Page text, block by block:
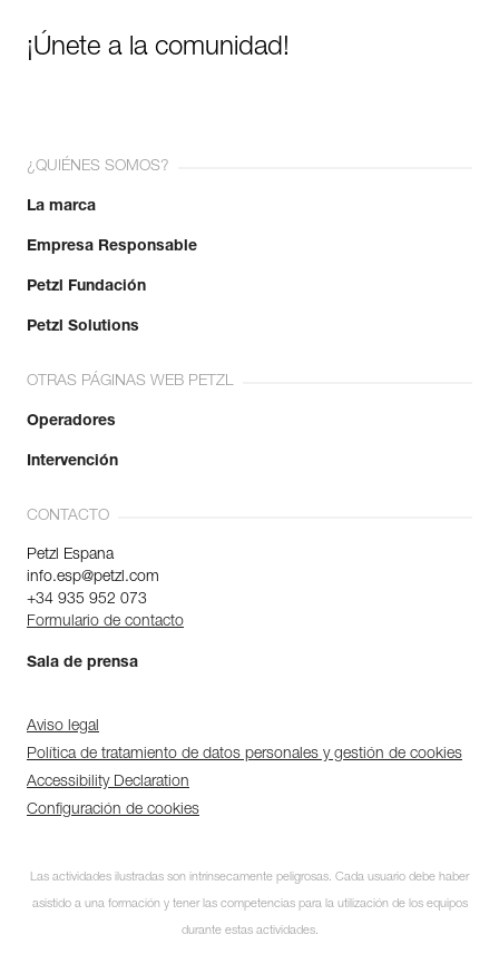
¡Únete a la comunidad!
¿QUIÉNES SOMOS?
La marca
Empresa Responsable
Petzl Fundación
Petzl Solutions
OTRAS PÁGINAS WEB PETZL
Operadores
Intervención
CONTACTO
Petzl Espana
info.esp@petzl.com
+34 935 952 073
Formulario de contacto
Sala de prensa
Aviso legal
Política de tratamiento de datos personales y gestión de cookies
Accessibility Declaration
Configuración de cookies
Las actividades ilustradas son intrínsecamente peligrosas. Cada usuario debe haber
asistido a una formación y tener las competencias para la utilización de los equipos
durante estas actividades.